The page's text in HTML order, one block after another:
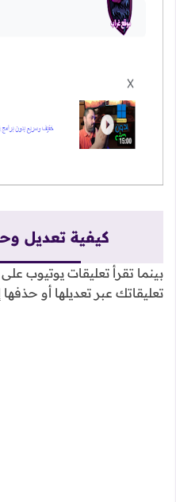
كيفية تعديل
بينما تقرأ تعليقات يوتيوب
تعليقاتك عبر تعديلها أو